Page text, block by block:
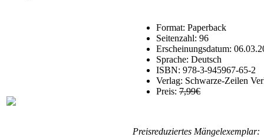
Format: Paperback
Seitenzahl: 96
Erscheinungsdatum:
Sprache: Deutsch
ISBN: 978-3-945967-65-2
Verlag: Schwarze-Zeilen
Preis: 7,99€
Preisreduziertes Mängelexemplar: